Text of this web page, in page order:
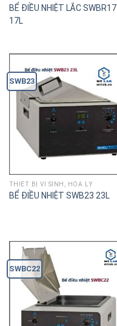
BỂ ĐIỀU NHIỆT LẮC SWBR17
17L
SWB23
THIÊT BỊ VI SINH, HÓA LÝ
BỂ ĐIỀU NHIỆT SWB23 23L
SWBC22